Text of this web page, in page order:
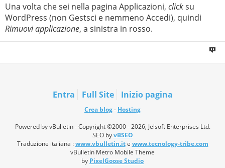
Una volta che sei nella pagina Applicazioni, clicksu
WordPress (non Gestsci e nemmeno Accedi), quindi
Rimuovi applicazione, a sinistra in rosso.
Entra Full Site Inizio pagina
Crea blog- Hosting
Powered by vBulletin - Copyright ©2000 - 2026, Jelsoft Enterprises Ltd.
SEO byvBSEO
Traduzione italiana :www.vbulletin.ite www.tecnology-tribe.com
vBulletin Metro Mobile Theme
by PixelGoose Studio